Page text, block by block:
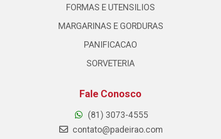
FORMAS E UTENSILIOS
MARGARINAS E GORDURAS
PANIFICACAO
SORVETERIA
Fale Conosco
(81) 3073-4555
contato@padeirao.com